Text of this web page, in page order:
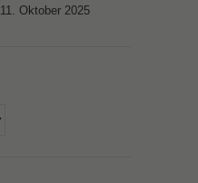
11. Oktober 2025